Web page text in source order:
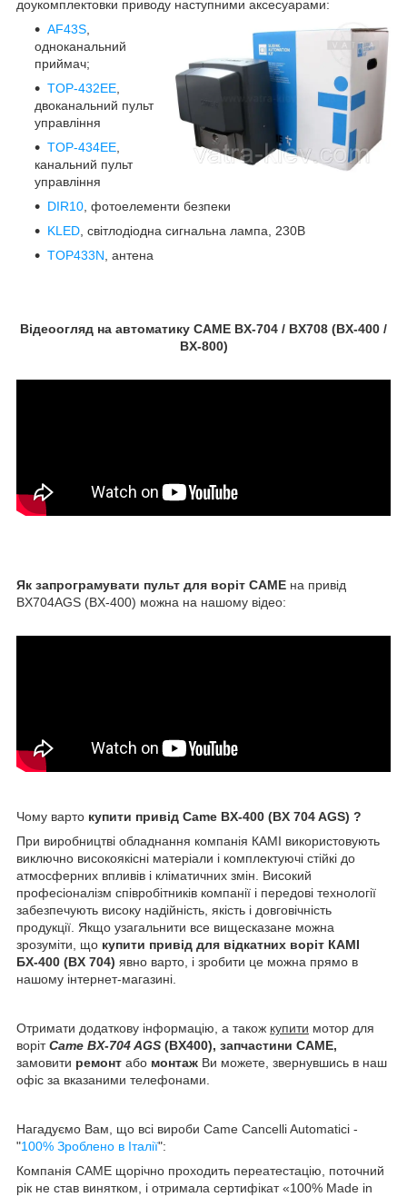
доукомплектовки приводу наступними аксесуарами:
AF43S,
одноканальний
приймач;
TOP-432EE,
двоканальний пульт
управління
TOP-434EE,
канальний пульт
управління
DIR10, фотоелементи безпеки
KLED, світлодіодна сигнальна лампа, 230В
TOP433N, антена
Відеоогляд на автоматику CAME BX-704 / BX708 (BX-400 /
BX-800)
Як запрограмувати пульт для воріт CAME на привід
BX704AGS (BX-400) можна на нашому відео:
Чому варто купити привід Came BX-400 (BX 704 AGS) ?
При виробництві обладнання компанія КАМІ використовують
виключно високоякісні матеріали і комплектуючі стійкі до
атмосферних впливів і кліматичних змін. Високий
професіоналізм співробітників компанії і передові технології
забезпечують високу надійність, якість і довговічність
продукції. Якщо узагальнити все вищесказане можна
зрозуміти, що купити привід для відкатних воріт КАМІ
БХ-400 (BX 704) явно варто, і зробити це можна прямо в
нашому інтернет-магазині.
Отримати додаткову інформацію, а також купити мотор для
ворітCame BX-704 AGS (BX400), запчастини CAME,
замовити ремонт або монтаж Ви можете, звернувшись в наш
офіс за вказаними телефонами.
Нагадуємо Вам, що всі вироби Came Cancelli Automatici -
"100% Зроблено в Італії":
Компанія CAME щорічно проходить переатестацію, поточний
рік не став винятком, і отримала сертифікат «100% Made in